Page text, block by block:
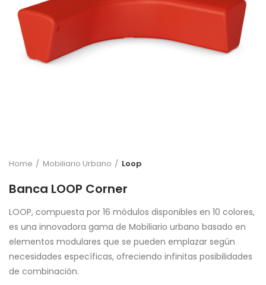
Home Mobiliario Urbano Loop
Banca LOOP Corner
LOOP, compuesta por 16 módulos disponibles en 10 colores,
es una innovadora gama de Mobiliario urbano basado en
elementos modulares que se pueden emplazar según
necesidades específicas, ofreciendo infinitas posibilidades
de combinación.